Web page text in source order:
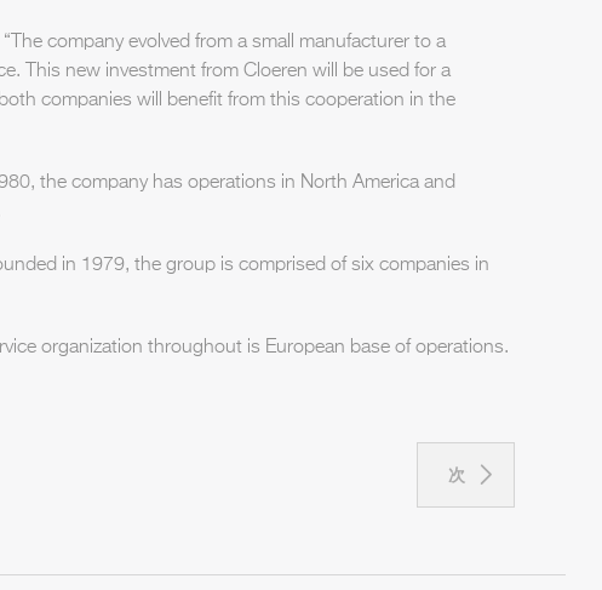
company evolved from a small manufacturer to a
This new investment from Cloeren will be used for a
companies will benefit from this cooperation in the
the company has operations in North America and
in 1979, the group is comprised of six companies in
organization throughout is European base of operations.
次